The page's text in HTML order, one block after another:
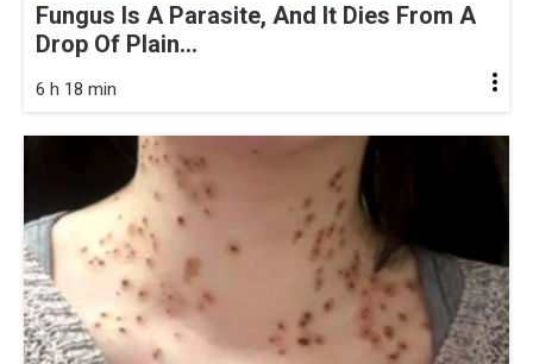
Fungus Is A Parasite, And It Dies From A
Drop Of Plain...
6 h 18 min